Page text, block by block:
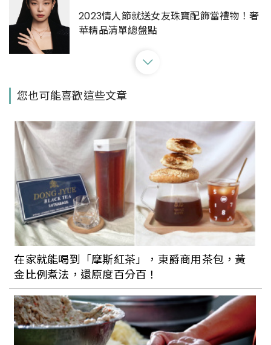
2023情人節就送女友珠寶配飾當禮物！奢
華精品清單總盤點
口罩再見！用2023春夏最夯的玫瑰色唇
彩，為解放的美唇點上溫柔好氣色
出國玩買哪牌精品最划算？各國便宜精品
攻略總整理，用75折購入香奈兒、CELINE
質感包款
夏季穿搭必備！2023精品涼鞋推薦：
Chloe、Dior運動風涼鞋舒適百搭、BV草
編厚底涼鞋超時髦
孔劉、金宇彬、瘦子最愛哪款香水？盤點
那些魅力男星愛用的「神秘性感香」，噴
上彷彿被他們擁入懷
您也可能喜歡這些文章
在家就能喝到「摩斯紅茶」，東爵商用茶包，黃
金比例煮法，還原度百分百！